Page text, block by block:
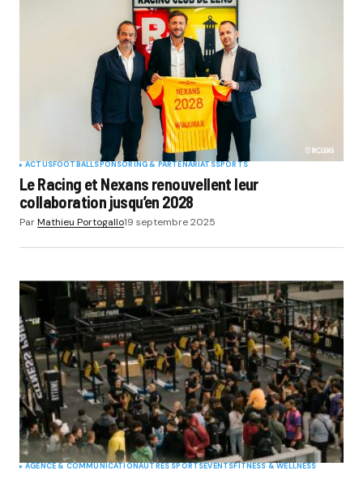
ACTUSFOOTBALLSPONSORING & PARTENARIATSSPORTS
Le Racing et Nexans renouvellent leur
collaboration jusqu’en 2028
ParMathieu Portogallo19 septembre 2025
AGENCE & COMMUNICATIONAUTRES SPORTSEVENTSFITNESS & WELLNESS